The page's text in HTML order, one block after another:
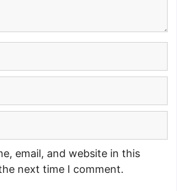
email, and website in this
next time I comment.